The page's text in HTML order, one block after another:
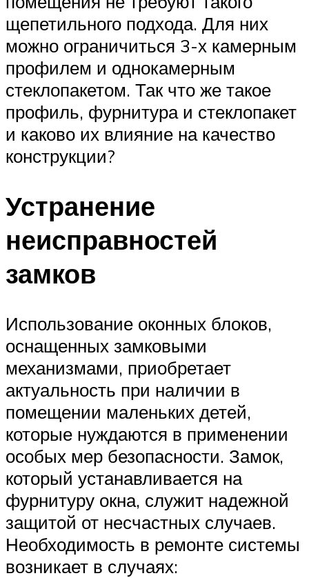
щепетильного подхода. Для них
можно ограничиться 3-х камерным
профилем и однокамерным
стеклопакетом. Так что же такое
профиль, фурнитура и стеклопакет
и каково их влияние на качество
конструкции?
Устранение
неисправностей
замков
Использование оконных блоков,
оснащенных замковыми
механизмами, приобретает
актуальность при наличии в
помещении маленьких детей,
которые нуждаются в применении
особых мер безопасности. Замок,
который устанавливается на
фурнитуру окна, служит надежной
защитой от несчастных случаев.
Необходимость в ремонте системы
возникает в случаях: